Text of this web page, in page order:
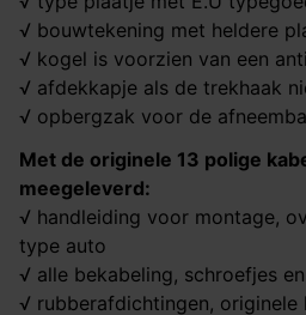
√ bouwtekening met heldere
√ kogel is voorzien van een
√ afdekkapje als de trekhaak
√ opbergzak voor de
Met de originele 13 polige
meegeleverd:
√ handleiding voor montage,
type auto
√ alle bekabeling, schroefjes
√ rubberafdichtingen, originele